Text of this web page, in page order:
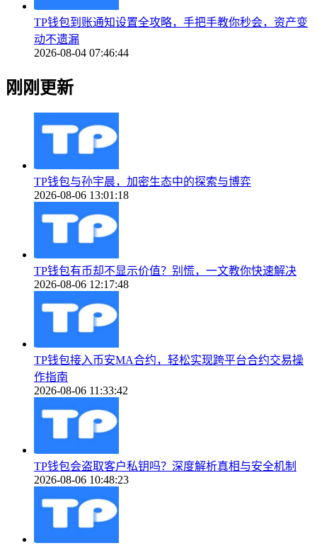
TP钱包到账通知设置全攻略，手把手教你秒会，资产变
动不遗漏
2026-08-04 07:46:44
刚刚更新
TP钱包与孙宇晨，加密生态中的探索与博弈
2026-08-06 13:01:18
TP钱包有币却不显示价值？别慌，一文教你快速解决
2026-08-06 12:17:48
TP钱包接入币安MA合约，轻松实现跨平台合约交易操
作指南
2026-08-06 11:33:42
TP钱包会盗取客户私钥吗？深度解析真相与安全机制
2026-08-06 10:48:23